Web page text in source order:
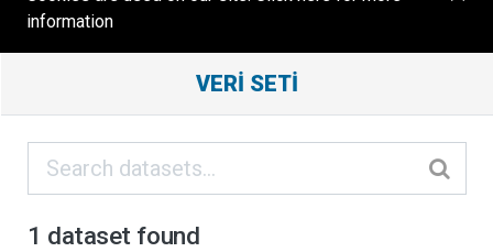
information
Results
ORGANIZASYONLAR
KATEGORILER
VERI SETI
1 dataset found